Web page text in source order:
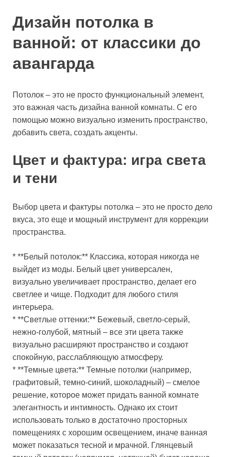
Дизайн потолка в
ванной: от классики до
авангарда
Потолок – это не просто функциональный элемент,
это важная часть дизайна ванной комнаты. С его
помощью можно визуально изменить пространство,
добавить света, создать акценты.
Цвет и фактура: игра света
и тени
Выбор цвета и фактуры потолка – это не просто дело
вкуса, это еще и мощный инструмент для коррекции
пространства.
* **Белый потолок:** Классика, которая никогда не
выйдет из моды. Белый цвет универсален,
визуально увеличивает пространство, делает его
светлее и чище. Подходит для любого стиля
интерьера.
* **Светлые оттенки:** Бежевый, светло-серый,
нежно-голубой, мятный – все эти цвета также
визуально расширяют пространство и создают
спокойную, расслабляющую атмосферу.
* **Темные цвета:** Темные потолки (например,
графитовый, темно-синий, шоколадный) – смелое
решение, которое может придать ванной комнате
элегантность и интимность. Однако их стоит
использовать только в достаточно просторных
помещениях с хорошим освещением, иначе ванная
может показаться тесной и мрачной. Глянцевый